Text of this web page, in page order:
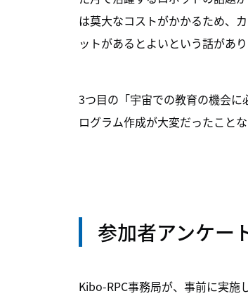
は莫大なコストがかかるため、
ットがあるとよいという話があり
3つ目の「宇宙での教育の機会
ログラム作成が大変だったこと
参加者アンケー
Kibo-RPC事務局が、事前に実施